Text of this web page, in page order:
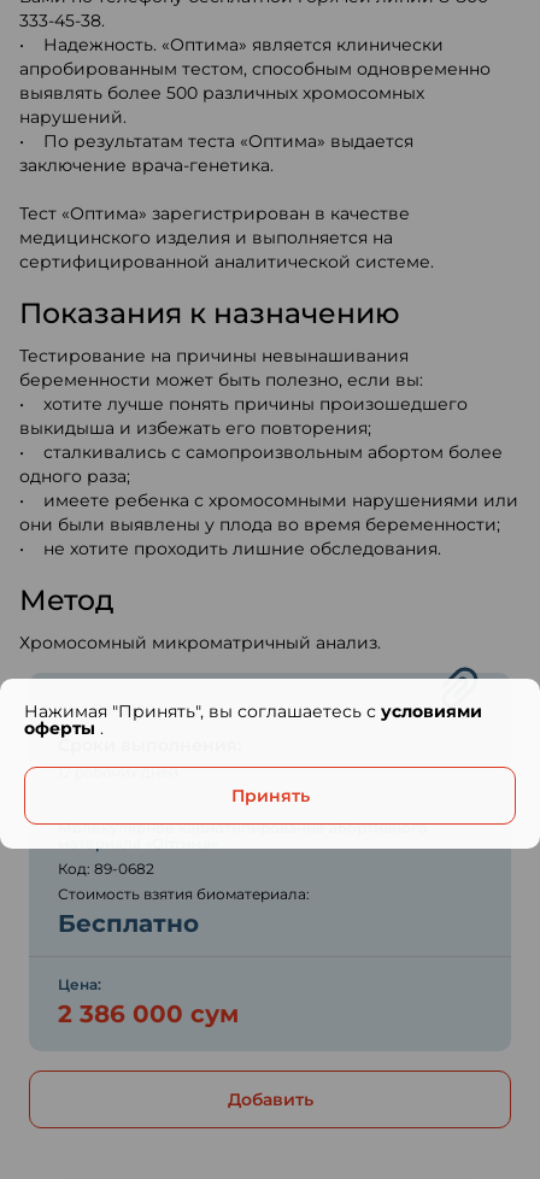
333-45-38.
• Надежность. «Оптима» является клинически
апробированным тестом, способным одновременно
выявлять более 500 различных хромосомных
нарушений.
• По результатам теста «Оптима» выдается
заключение врача-генетика.
Тест «Оптима» зарегистрирован в качестве
медицинского изделия и выполняется на
сертифицированной аналитической системе.
Показания к назначению
Тестирование на причины невынашивания
беременности может быть полезно, если вы:
• хотите лучше понять причины произошедшего
выкидыша и избежать его повторения;
• сталкивались с самопроизвольным абортом более
одного раза;
• имеете ребенка с хромосомными нарушениями или
они были выявлены у плода во время беременности;
• не хотите проходить лишние обследования.
Метод
Хромосомный микроматричный анализ.
Код: 89-0682
Сроки выполнения:
12 рабочих дней
Молекулярное кариотипирование абортивного
Код: 89-0682
Стоимость взятия биоматериала:
Бесплатно
Цена:
2 386 000 сум
Добавить
Нажимая "Принять", вы соглашаетесь с условиями
оферты .
Принять